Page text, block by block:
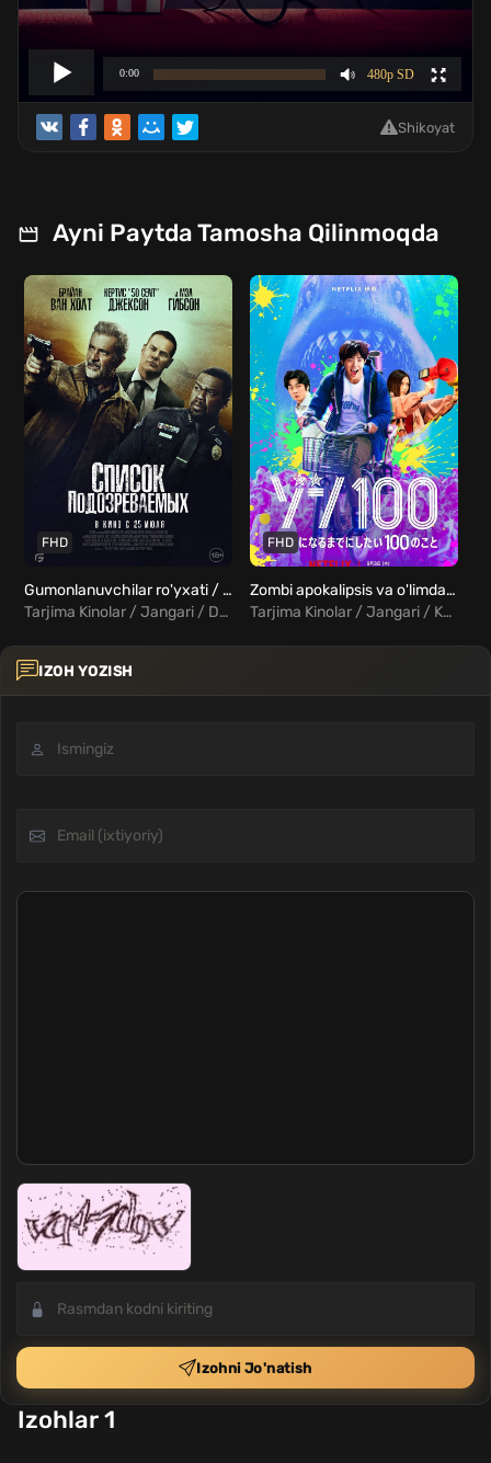
Shikoyat
Ayni Paytda Tamosha Qilinmoqda
FHD
Gumonlanuvchilar ro'yxati / Shubxalanuvchilar ro'yxati / Boneyard Uzbek Tilida
Tarjima Kinolar / Jangari / Detektiv / Drama / Kriminal / Triller / Xorij Kinolar Uzbek Tilida
FHD
Zombi apokalipsis va o'limdan oldin 100 ta narsa ro'yxati Uzbek tilida
Tarjima Kinolar / Jangari / Komediya / Qo'rqinchli / Xorij Kinolar Uzbek Tilida
IZOH YOZISH
Izohni Jo'natish
Izohlar 1